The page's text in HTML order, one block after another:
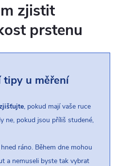
zjistit
prstenu
tipy u měření
, pokud mají vaše ruce
ne, pokud jsou příliš studené,
ráno. Během dne mohou
a nemuseli byste tak vybrat